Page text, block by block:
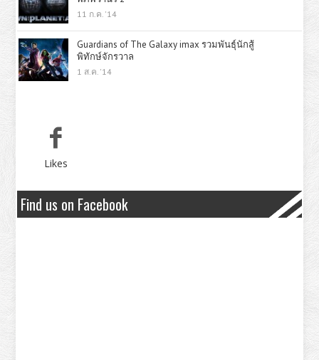
11 ก.ค. '14
Guardians of The Galaxy imax รวมพันธุ์นักสู้
พิทักษ์จักรวาล
1 ส.ค. '14
Likes
Find us on Facebook